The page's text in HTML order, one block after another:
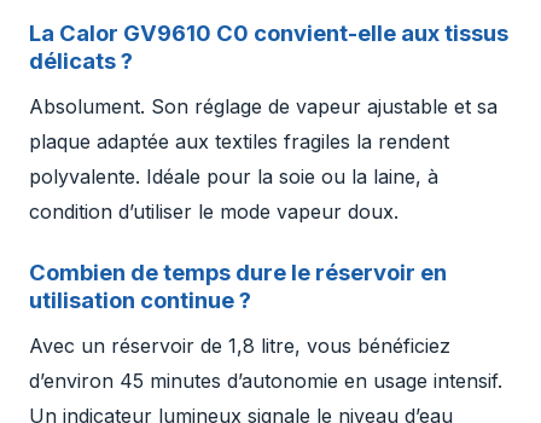
La Calor GV9610 C0 convient-elle aux tissus
délicats ?
Absolument. Son réglage de vapeur ajustable et sa
plaque adaptée aux textiles fragiles la rendent
polyvalente. Idéale pour la soie ou la laine, à
condition d’utiliser le mode vapeur doux.
Combien de temps dure le réservoir en
utilisation continue ?
Avec un réservoir de 1,8 litre, vous bénéficiez
d’environ 45 minutes d’autonomie en usage intensif.
Un indicateur lumineux signale le niveau d’eau